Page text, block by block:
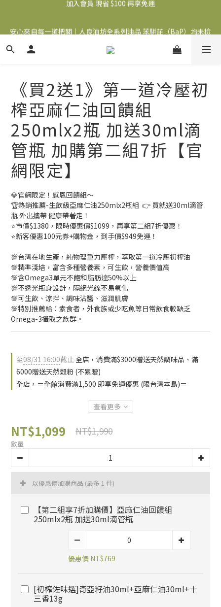
食在安心 油你開始｜下單滿額送調味料+穀粉
《買2送1》第一道冷壓初
榨亞麻仁油回饋組
250mlx2瓶 加送30ml滴
管瓶 加購第二組7折【官
網限定】
💎官網限定！感恩回饋組～
🏆️熱銷推薦-生飲級亞麻仁油250mlx2瓶組  👉️ 買就送30ml滴管
瓶 外出攜帶 健康帶著走！
⭐️市價$1380，限時優惠價$1099，再享第二組7折優惠！
⭐️新客優惠100元券+購物金，到手價$949免運！
💯台灣在地生產，純物理重力壓榨，萃取第一道冷壓初榨油
💯精準淺培，富含多種營養素，可生飲，營養價值高
💯含Omega3單元不飽和脂肪達50%以上
💯不透光瓶身設計，隔絕光線不易氧化
💯可生飲、涼拌、調味沾醬、滋潤肌膚
💯特別推薦給：素食者，外食族或少吃魚等日常飲食較缺乏
Omega-3攝取之族群。
至08/31 16:00截止全店，消費滿$3000贈送天然調味品、滿
6000贈送天然穀粉 (不累贈)
全店，＝全館消費滿1,500 即享免運優惠 (限台灣本島)＝
查看更多
NT$1,099 NT$1,990
數量
以優惠價加購商品 (最多 1 件)
【第二組享7折加購價】亞麻仁油回饋組
250mlx2瓶 加送30ml滴管瓶
優惠價 NT$769
[初榨佐味選]奇亞籽油30ml+亞麻仁油30ml+十
三香13g